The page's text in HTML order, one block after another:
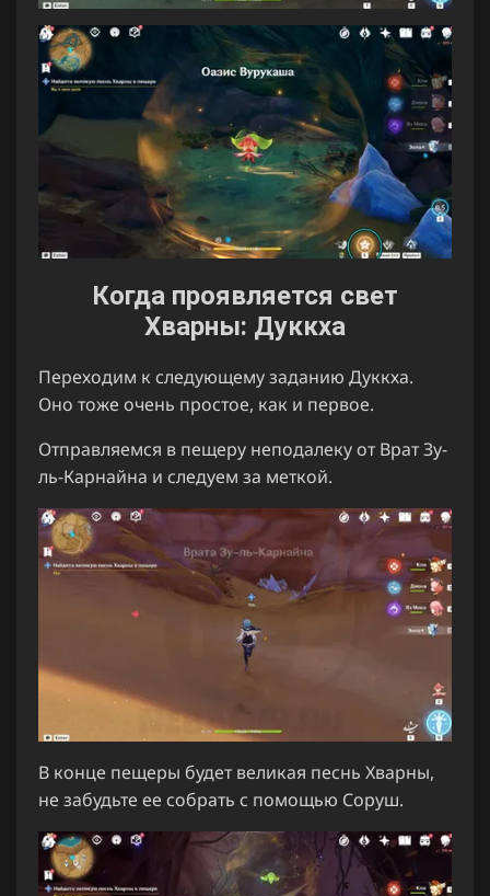
Когда проявляется свет
Хварны: Дуккха
Переходим к следующему заданию Дуккха.
Оно тоже очень простое, как и первое.
Отправляемся в пещеру неподалеку от Врат Зу-
ль-Карнайна и следуем за меткой.
В конце пещеры будет великая песнь Хварны,
не забудьте ее собрать с помощью Соруш.